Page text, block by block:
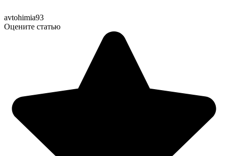
avtohimia93
Оцените статью